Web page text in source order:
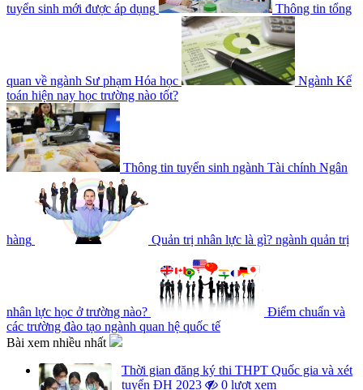
tuyển sinh mới được áp dụng Thông tin tổng
quan về ngành Sư phạm Hóa học
Ngành Kế
toán hiện nay học trường nào tốt?
Thông tin tuyển sinh ngành Tài chính Ngân
hàng Quản trị nhân lực là gì? ngành quản trị
nhân lực học ở trường nào?
Điểm chuẩn và
các trường đào tạo ngành quan hệ quốc tế
Bài xem nhiều nhất
Thời gian đăng ký thi THPT Quốc gia và xét
tuyển ĐH 2023
0 lượt xem